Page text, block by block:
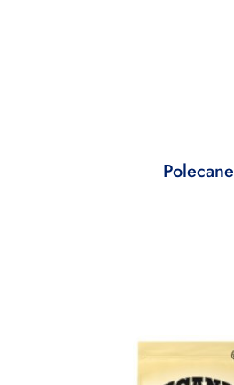
Pomiń karuzelę produktów
Produkty
Polecane